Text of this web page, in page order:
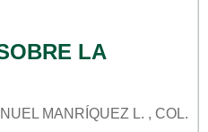
LA
MANRÍQUEZ L. , COL.